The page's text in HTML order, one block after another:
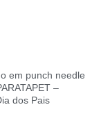
em punch needle
–
dos Pais